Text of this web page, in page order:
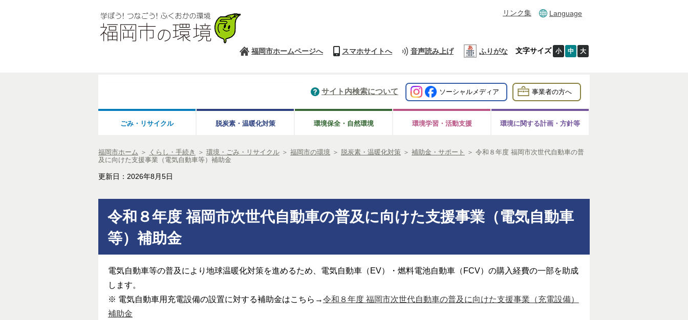
リンク集 Language
福岡市ホームページへ スマホサイトへ 音声読み上げ ふりがな 文字サイズ 小 中 大
ソーシャルメディア 事業者の方へ
サイト内検索について
ごみ・リサイクル 脱炭素・温暖化対策 環境保全・自然環境 環境学習・活動支援 環境に関する計画・方針等
福岡市ホーム ＞ くらし・手続き ＞ 環境・ごみ・リサイクル ＞ 福岡市の環境 ＞ 脱炭素・温暖化対策 ＞ 補助金・サポート ＞ 令和８年度 福岡市次世代自動車の普
及に向けた支援事業（電気自動車等）補助金
更新日：2026年8月5日
令和８年度 福岡市次世代自動車の普及に向けた支援事業（電気自動車
等）補助金
電気自動車等の普及により地球温暖化対策を進めるため、電気自動車（EV）・燃料電池自動車（FCV）の購入経費の一部を助成
します。
※ 電気自動車用充電設備の設置に対する補助金はこちら→令和８年度 福岡市次世代自動車の普及に向けた支援事業（充電設備）
補助金